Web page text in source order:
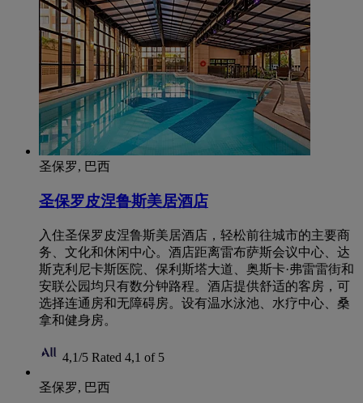
圣保罗, 巴西
圣保罗皮涅鲁斯美居酒店
入住圣保罗皮涅鲁斯美居酒店，轻松前往城市的主要商
务、文化和休闲中心。酒店距离雷布萨斯会议中心、达
斯克利尼卡斯医院、保利斯塔大道、奥斯卡·弗雷雷街和
安联公园均只有数分钟路程。酒店提供舒适的客房，可
选择连通房和无障碍房。设有温水泳池、水疗中心、桑
拿和健身房。
4,1/5 Rated 4,1 of 5
圣保罗, 巴西